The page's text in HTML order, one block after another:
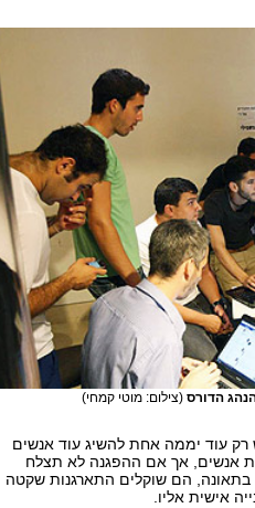
הדורס (צילום: מוטי קמחי)
רק עוד יממה אחת להשיג עוד אנשים
אנשים, אך אם ההפגנה לא תצלח
הם שוקלים התארגנות שקטה
אישית אליו.